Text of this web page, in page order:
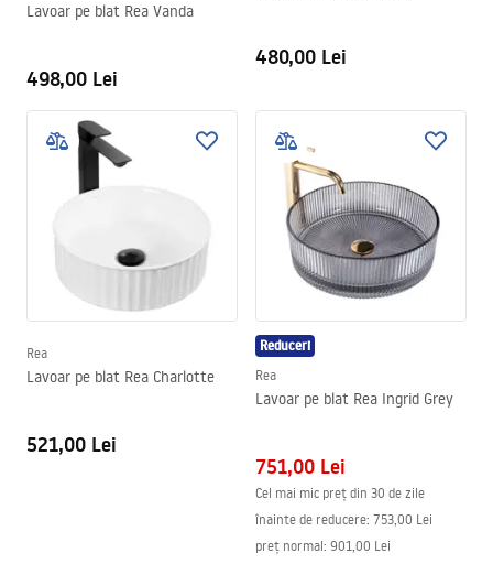
Lavoar pe blat Rea Vanda
498,00 Lei
480,00 Lei
Rea
Lavoar pe blat Rea Charlotte
521,00 Lei
Reduceri
Rea
Lavoar pe blat Rea Ingrid Grey
751,00 Lei
Cel mai mic preț din 30 de zile
înainte de reducere: 753,00 Lei
preț normal: 901,00 Lei